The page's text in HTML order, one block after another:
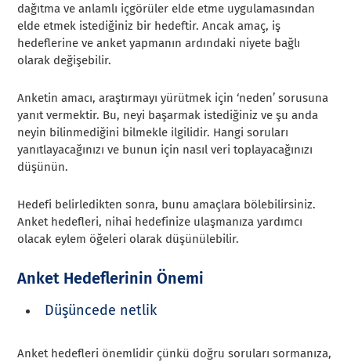
dağıtma ve anlamlı içgörüler elde etme uygulamasından
elde etmek istediğiniz bir hedeftir. Ancak amaç, iş
hedeflerine ve anket yapmanın ardındaki niyete bağlı
olarak değişebilir.
Anketin amacı, araştırmayı yürütmek için ‘neden’ sorusuna
yanıt vermektir. Bu, neyi başarmak istediğiniz ve şu anda
neyin bilinmediğini bilmekle ilgilidir. Hangi soruları
yanıtlayacağınızı ve bunun için nasıl veri toplayacağınızı
düşünün.
Hedefi belirledikten sonra, bunu amaçlara bölebilirsiniz.
Anket hedefleri, nihai hedefinize ulaşmanıza yardımcı
olacak eylem öğeleri olarak düşünülebilir.
Anket Hedeflerinin Önemi
Düşüncede netlik
Anket hedefleri önemlidir çünkü doğru soruları sormanıza,